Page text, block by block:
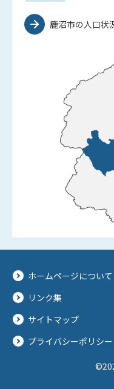
鹿沼市の人口状
ホームページについて
リンク集
サイトマップ
プライバシーポリシー